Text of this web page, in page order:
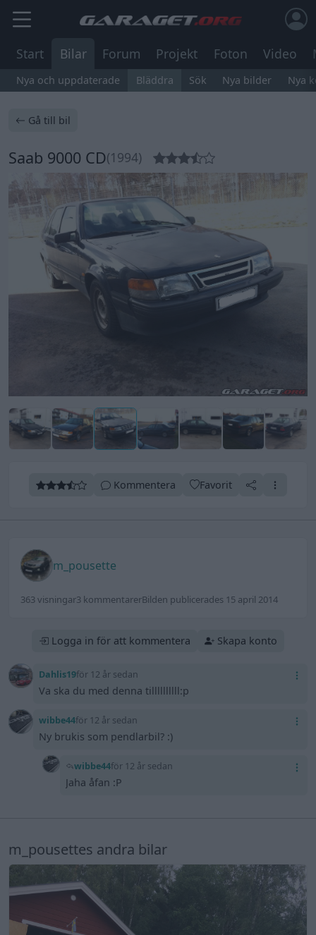
Start Bilar Forum Projekt Foton Video
Nya och uppdaterade Bläddra Sök Nya bilder Nya
Gå till bil
Saab 9000 CD(1994)
Kommentera Favorit
m_pousette
363 visningar3 kommentarerBilden publicerades 15 april 2014
Logga in för att kommentera Skapa konto
Dahlis19för 12 år sedan
Va ska du med denna tillllllllll:p
wibbe44för 12 år sedan
Ny brukis som pendlarbil? :)
wibbe44för 12 år sedan
Jaha åfan :P
m_pousettes andra bilar